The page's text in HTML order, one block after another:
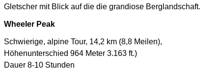
Gletscher mit Blick auf die die grandiose Berglandschaft.
Wheeler Peak
Schwierige, alpine Tour, 14,2 km (8,8 Meilen),
Höhenunterschied 964 Meter 3.163 ft.)
Dauer 8-10 Stunden